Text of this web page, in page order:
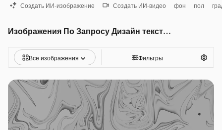
Создать ИИ-изображение Создать ИИ-видео фон пол
Изображения По Запросу Дизайн текстуры
Все изображения Фильтры